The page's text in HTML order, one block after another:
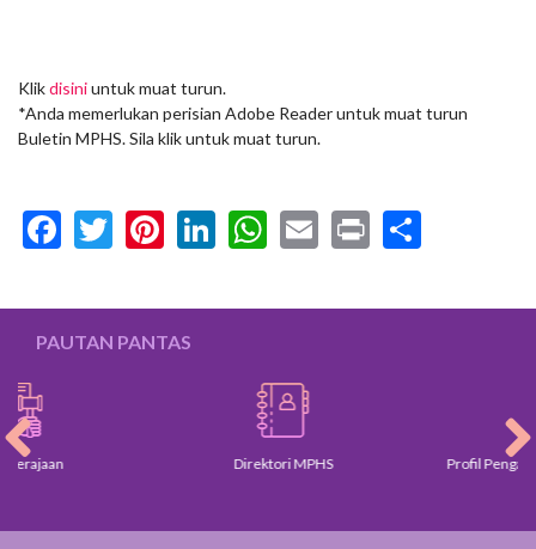
Klikdisiniuntuk muat turun.
*Anda memerlukan perisian Adobe Reader untuk muat turun
Buletin MPHS. Sila klik untuk muat turun.
Facebook
Twitter
Pinterest
LinkedIn
WhatsApp
Email
Print
PAUTAN PANTAS
Direktori MPHS Profil Pengarah dan